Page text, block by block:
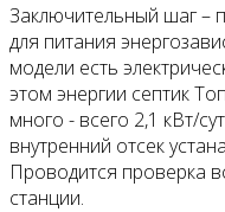
Заключительный шаг –
для питания
модели есть
этом энергии септик
много - всего 2,1 кВт/
внутренний отсек
Проводится проверка
станции.